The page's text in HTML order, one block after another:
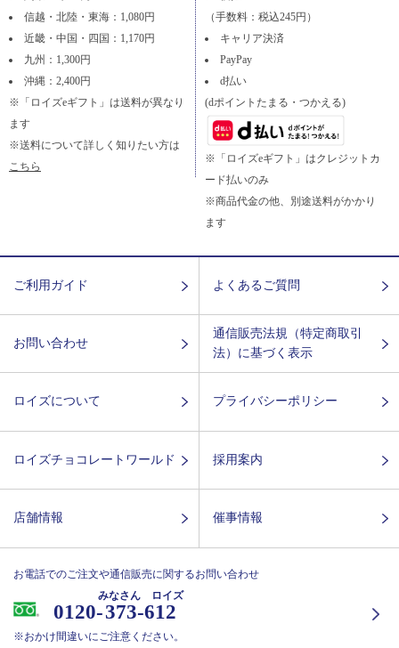
信越・北陸・東海：1,080円
近畿・中国・四国：1,170円
九州：1,300円
沖縄：2,400円
※「ロイズeギフト」は送料が異なり
ます
※送料について詳しく知りたい方は
こちら
（手数料：税込245円）
キャリア決済
PayPay
d払い
(dポイントたまる・つかえる)
※「ロイズeギフト」はクレジットカ
ード払いのみ
※商品代金の他、別途送料がかかり
ます
ご利用ガイド よくあるご質問
お問い合わせ
通信販売法規（特定商取引
法）に基づく表示
ロイズについて プライバシーポリシー
ロイズチョコレートワールド 採用案内
店舗情報 催事情報
お電話でのご注文や通信販売に関するお問い合わせ
0120-373-612
みなさん ロイズ
※おかけ間違いにご注意ください。